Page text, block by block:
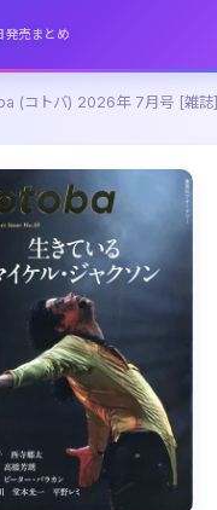
発売まとめ
(コトバ) 2026年 7月号 [雑誌]